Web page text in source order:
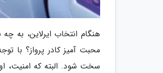
هنگام انتخاب ایرلاین، به
محبت آمیز کادر پرواز؟ با
سخت شود. البته که امنیت،